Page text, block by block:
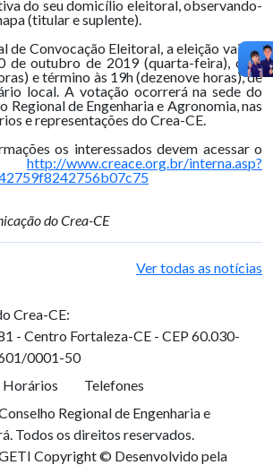
do seu domicílio eleitoral, observando-
(titular e suplente).
de Convocação Eleitoral, a eleição vai ser
de outubro de 2019 (quarta-feira), com
e término às 19h (dezenove horas), de
local. A votação ocorrerá na sede do
Regional de Engenharia e Agronomia, nas
e representações do Crea-CE.
os interessados devem acessar o
http://www.creace.org.br/interna.asp?
do Crea-CE
Ver todas as notícias
Crea-CE:
- Centro Fortaleza-CE - CEP 60.030-
0001-50
Horários
Telefones
Regional de Engenharia e
Todos os direitos reservados.
Copyright © Desenvolvido pela